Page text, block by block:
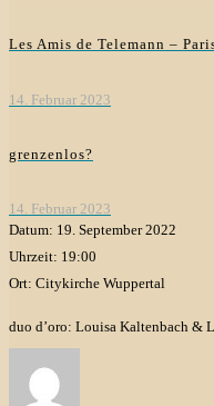
Les Amis de Telemann –
14. Februar 2023
grenzenlos?
14. Februar 2023
Datum: 19. September 2022
Uhrzeit: 19:00
Ort: Citykirche Wuppertal
duo d’oro: Louisa Kaltenbach &